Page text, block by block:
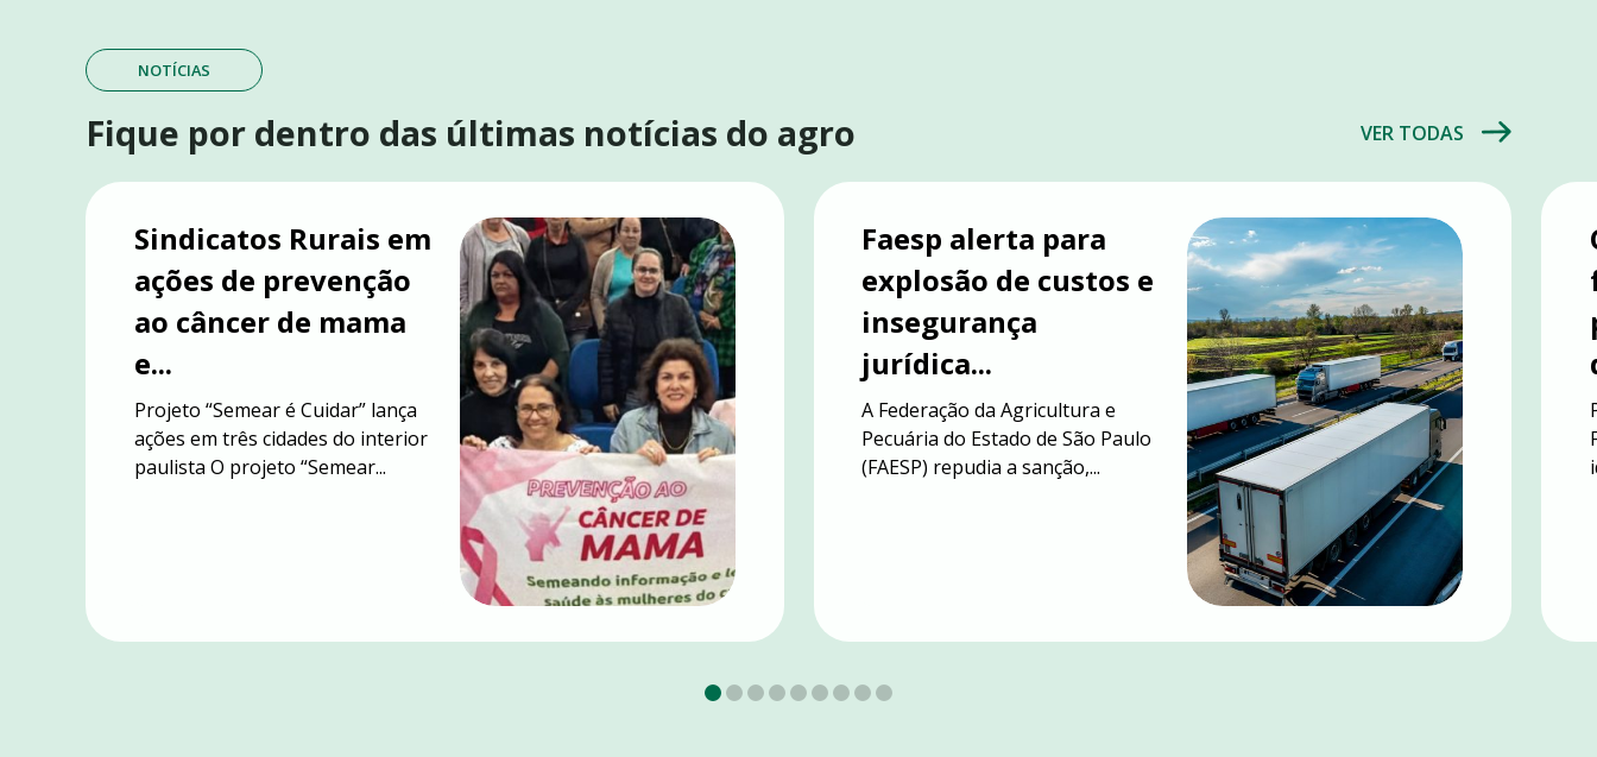
CONVITENº 07-2026
ESTANDE –
FEIRA DO
EMPREENDEDOR 2026
NOTÍCIAS
Fique por dentro das últimas notícias do agro VER TODAS
Sindicatos Rurais em
ações de prevenção
ao câncer de mama
e...
Projeto “Semear é Cuidar” lança
ações em três cidades do interior
paulista O projeto “Semear...
Faesp alerta para
explosão de custos e
insegurança
jurídica...
A Federação da Agricultura e
Pecuária do Estado de São Paulo
(FAESP) repudia a sanção,...